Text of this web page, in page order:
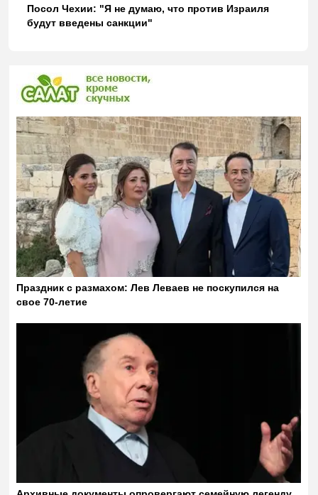
Посол Чехии: "Я не думаю, что против Израиля
будут введены санкции"